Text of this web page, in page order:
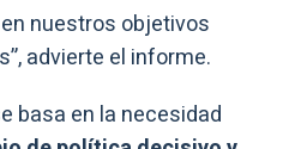
nuestros objetivos
advierte el informe.
basa en la necesidad